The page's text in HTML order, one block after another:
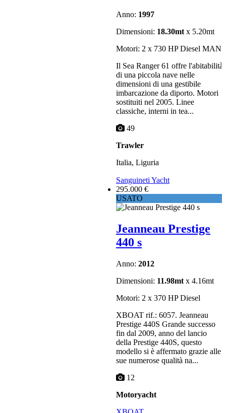
Anno: 1997
Dimensioni: 18.30mt x 5.20mt
Motori: 2 x 730 HP Diesel MAN
Il Sea Ranger 61 offre l'abitabilità
di una piccola nave nelle
dimensioni di una gestibile
imbarcazione da diporto. Motori
sostituiti nel 2005. Linee
classiche, interni in tea...
49
Trawler
Italia, Liguria
Sanguineti Yacht
295.000 €
USATO
Jeanneau Prestige
440 s
Anno: 2012
Dimensioni: 11.98mt x 4.16mt
Motori: 2 x 370 HP Diesel
XBOAT rif.: 6057. Jeanneau
Prestige 440S Grande successo
fin dal 2009, anno del lancio
della Prestige 440S, questo
modello si è affermato grazie alle
sue numerose qualità na...
12
Motoryacht